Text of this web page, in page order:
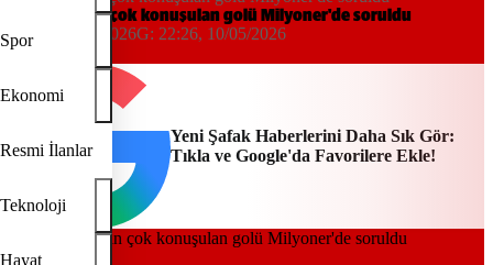
Spor
Ekonomi
Resmi İlanlar
Teknoloji
Hayat
Arda Güler'in çok konuşulan golü Milyoner'de soruldu
22:20, 10/05/2026G: 22:26, 10/05/2026
Yeni Şafak
Yeni Şafak Haberlerini Daha Sık Gör:
Tıkla ve Google'da Favorilere Ekle!
Milyoner